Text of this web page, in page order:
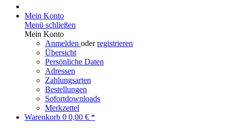
Mein Konto
Menü schließen
Mein Konto
Anmelden oderregistrieren
Übersicht
Persönliche Daten
Adressen
Zahlungsarten
Bestellungen
Sofortdownloads
Merkzettel
Warenkorb 0 0,00 € *